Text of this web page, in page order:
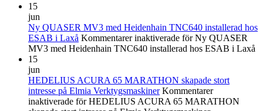
15
jun
Ny QUASER MV3 med Heidenhain TNC640 installerad hos
ESAB i Laxå Kommentarer inaktiverade för Ny QUASER
MV3 med Heidenhain TNC640 installerad hos ESAB i Laxå
15
jun
HEDELIUS ACURA 65 MARATHON skapade stort
intresse på Elmia Verktygsmaskiner Kommentarer
inaktiverade för HEDELIUS ACURA 65 MARATHON